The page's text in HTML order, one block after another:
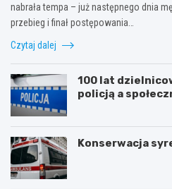
nabrała tempa – już następnego dnia
przebieg i finał postępowania…
Czytaj dalej
100 lat
policją a
Konserwacja